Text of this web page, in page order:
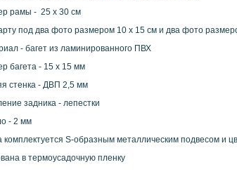
рамы - 25 х 30 см
под два фото размером 10 х 15 см и два фото
- багет из ламинированного ПВХ
багета - 15 х 15 мм
стенка - ДВП 2,5 мм
задника - лепестки
- 2 мм
комплектуется S-образным металлическим подвесом и
в термоусадочную пленку